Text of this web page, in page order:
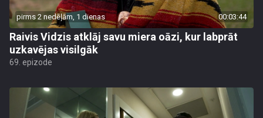
pirms 2 nedēļām, 1 dienas 00:03:44
Raivis Vidzis atklāj savu miera oāzi, kur labprāt
uzkavējas visilgāk
69. epizode